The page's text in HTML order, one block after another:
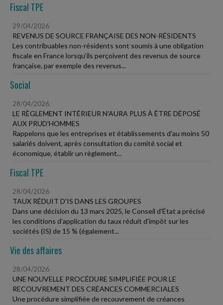
Fiscal TPE
29/04/2026
REVENUS DE SOURCE FRANÇAISE DES NON-RÉSIDENTS
Les contribuables non-résidents sont soumis à une obligation
fiscale en France lorsqu'ils perçoivent des revenus de source
française, par exemple des revenus...
Social
28/04/2026
LE RÈGLEMENT INTÉRIEUR N'AURA PLUS À ÊTRE DÉPOSÉ
AUX PRUD'HOMMES
Rappelons que les entreprises et établissements d'au moins 50
salariés doivent, après consultation du comité social et
économique, établir un règlement...
Fiscal TPE
28/04/2026
TAUX RÉDUIT D'IS DANS LES GROUPES
Dans une décision du 13 mars 2025, le Conseil d'État a précisé
les conditions d'application du taux réduit d'impôt sur les
sociétés (IS) de 15 % (également...
Vie des affaires
28/04/2026
UNE NOUVELLE PROCÉDURE SIMPLIFIÉE POUR LE
RECOUVREMENT DES CRÉANCES COMMERCIALES
Une procédure simplifiée de recouvrement de créances